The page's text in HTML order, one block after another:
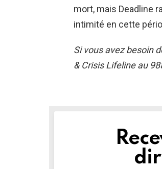
mort, mais Deadline
intimité en cette
Si vous avez besoin
& Crisis Lifeline au
NEWSLETTER